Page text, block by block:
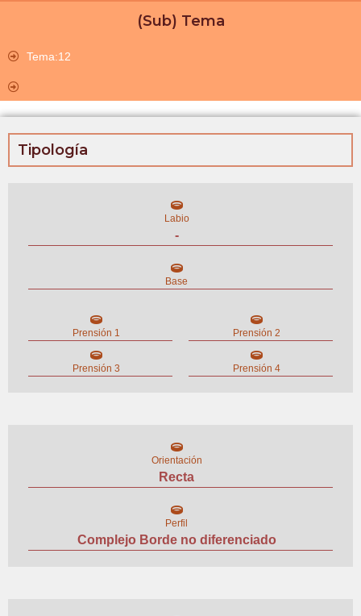
(Sub) Tema
Tema:12
Tipología
Labio
-
Base
Prensión 1 Prensión 2
Prensión 3 Prensión 4
Orientación
Recta
Perfil
Complejo Borde no diferenciado